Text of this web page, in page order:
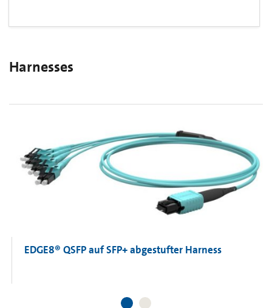
Harnesses
EDGE8® QSFP auf SFP+ abgestufter Harness